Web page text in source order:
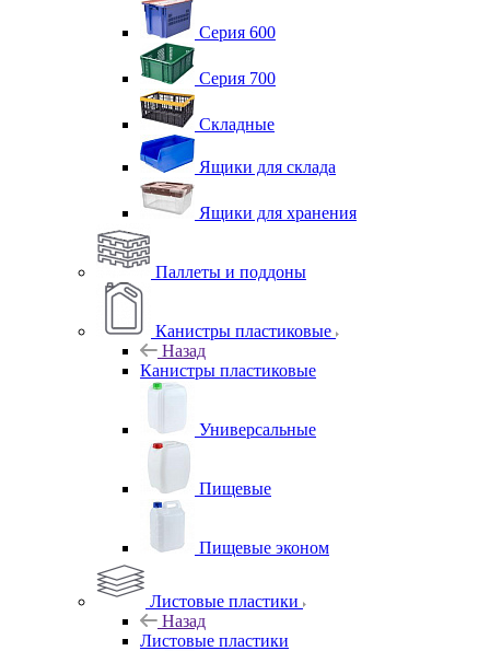
Серия 600
Серия 700
Складные
Ящики для склада
Ящики для хранения
Паллеты и поддоны
Канистры пластиковые
Назад
Канистры пластиковые
Универсальные
Пищевые
Пищевые эконом
Листовые пластики
Назад
Листовые пластики